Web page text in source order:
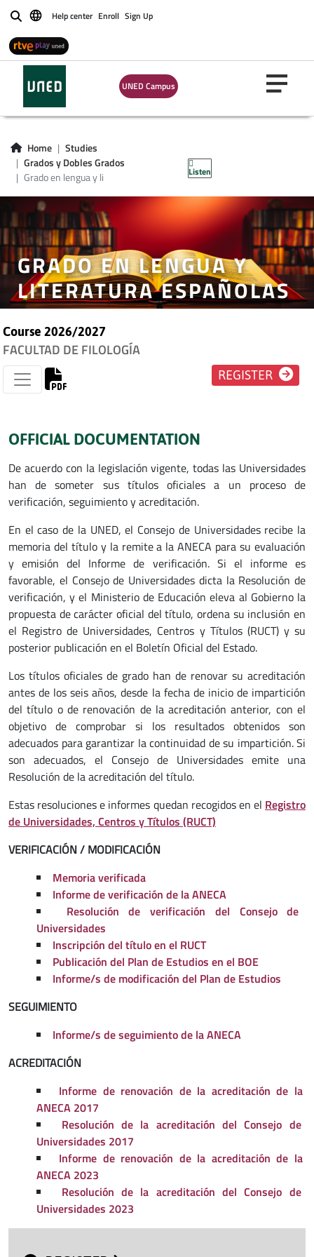
BuscarHelp center Enroll Sign Up
UNED Campus
Home
Studies
Grados y Dobles Grados
Grado en lengua y li
Listen
GRADO EN LENGUA Y
LITERATURA ESPAÑOLAS
Course 2026/2027
FACULTAD DE FILOLOGÍA
REGISTER
OFFICIAL DOCUMENTATION
De acuerdo con la legislación vigente, todas las Universidades
han de someter sus títulos oficiales a un proceso de
verificación, seguimiento y acreditación.
En el caso de la UNED, el Consejo de Universidades recibe la
memoria del título y la remite a la ANECA para su evaluación
y emisión del Informe de verificación. Si el informe es
favorable, el Consejo de Universidades dicta la Resolución de
verificación, y el Ministerio de Educación eleva al Gobierno la
propuesta de carácter oficial del título, ordena su inclusión en
el Registro de Universidades, Centros y Títulos (RUCT) y su
posterior publicación en el Boletín Oficial del Estado.
Los títulos oficiales de grado han de renovar su acreditación
antes de los seis años, desde la fecha de inicio de impartición
del título o de renovación de la acreditación anterior, con el
objetivo de comprobar si los resultados obtenidos son
adecuados para garantizar la continuidad de su impartición. Si
son adecuados, el Consejo de Universidades emite una
Resolución de la acreditación del título.
Estas resoluciones e informes quedan recogidos en el Registro
de Universidades, Centros y Títulos (RUCT)
VERIFICACIÓN / MODIFICACIÓN
Memoria verificada
Informe de verificación de la ANECA
Resolución de verificación del Consejo de
Universidades
Inscripción del título en el RUCT
Publicación del Plan de Estudios en el BOE
Informe/s de modificación del Plan de Estudios
SEGUIMIENTO
Informe/s de seguimiento de la ANECA
ACREDITACIÓN
Informe de renovación de la acreditación de la
ANECA 2017
Resolución de la acreditación del Consejo de
Universidades 2017
Informe de renovación de la acreditación de la
ANECA 2023
Resolución de la acreditación del Consejo de
Universidades 2023